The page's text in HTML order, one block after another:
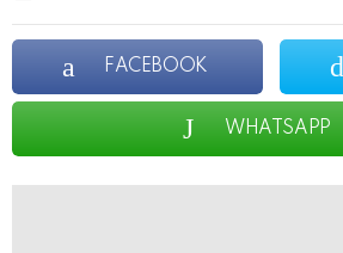
FACEBOOK
WHATSAPP